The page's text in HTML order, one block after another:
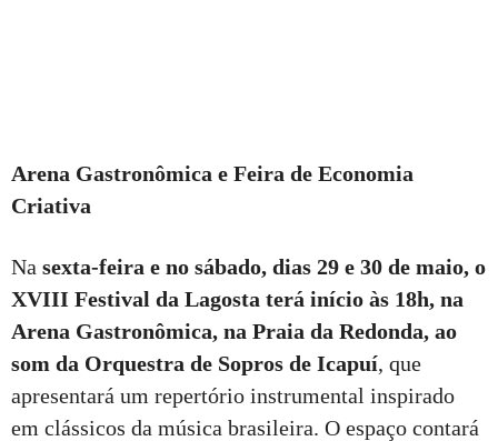
Arena Gastronômica e Feira de Economia
Criativa
Na sexta-feira e no sábado, dias 29 e 30 de maio, o
XVIII Festival da Lagosta terá início às 18h, na
Arena Gastronômica, na Praia da Redonda, ao
som da Orquestra de Sopros de Icapuí, que
apresentará um repertório instrumental inspirado
em clássicos da música brasileira. O espaço contará